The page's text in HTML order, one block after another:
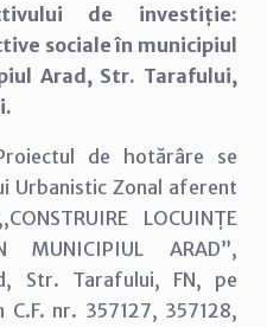
de investiție:
sociale în municipiul
Arad, Str. Tarafului,
de hotărâre se
Urbanistic Zonal aferent
LOCUINȚE
MUNICIPIUL ARAD”,
Str. Tarafului, FN, pe
nr. 357127, 357128,